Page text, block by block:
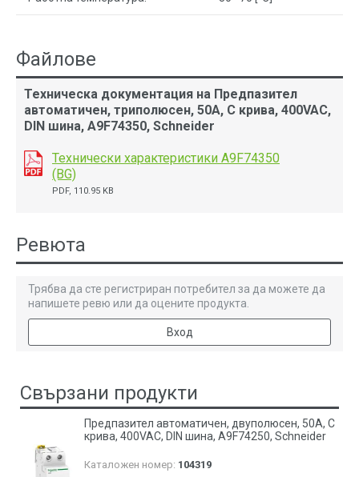
Файлове
Техническа документация на Предпазител
автоматичен, триполюсен, 50A, C крива, 400VAC,
DIN шина, A9F74350, Schneider
Технически характеристики A9F74350
(BG)
PDF, 110.95 KB
Ревюта
Трябва да сте регистриран потребител за да можете да
напишете ревю или да оцените продукта.
Вход
Свързани продукти
Предпазител автоматичен, двуполюсен, 50A, C
крива, 400VAC, DIN шина, A9F74250, Schneider
Каталожен номер: 104319